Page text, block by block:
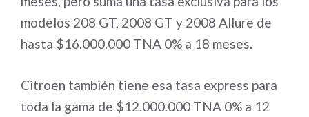
modelos 208 GT, 2008 GT y 2008 Allure de
hasta $16.000.000 TNA 0% a 18 meses.
Citroen también tiene esa tasa express para
toda la gama de $12.000.000 TNA 0% a 12